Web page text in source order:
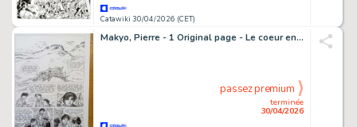
Catawiki 30/04/2026 (CET)
Makyo, Pierre - 1 Original page - Le coeur en Islande T2, planche 21 - 1998
terminée
30/04/2026
passez premium